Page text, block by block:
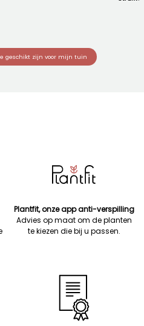
geschikt zijn voor mijn tuin
Plantfit, onze app anti-verspilling
Advies op maat om de planten
te kiezen die bij u passen.